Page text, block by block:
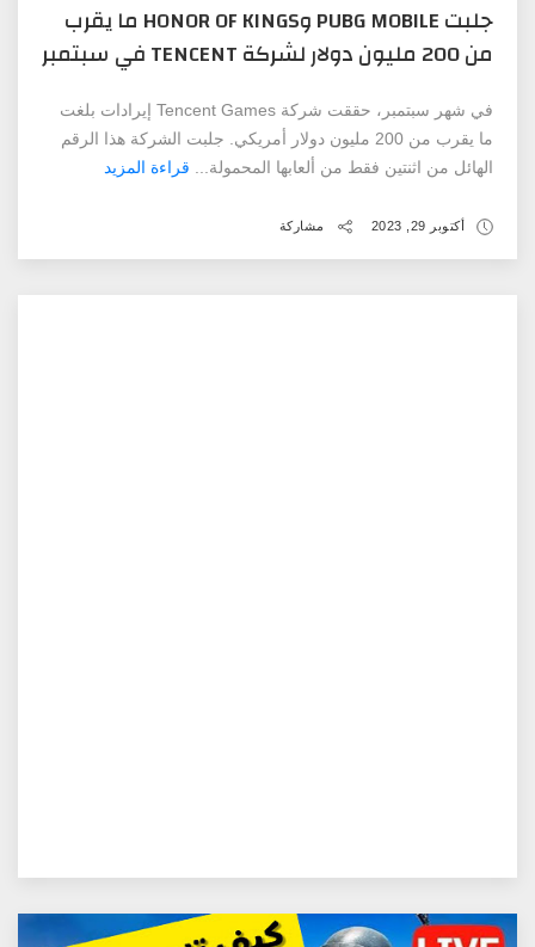
جلبت PUBG MOBILE وHONOR OF KINGS ما يقرب
من 200 مليون دولار لشركة TENCENT في سبتمبر
في شهر سبتمبر، حققت شركة Tencent Games إيرادات بلغت
ما يقرب من 200 مليون دولار أمريكي. جلبت الشركة هذا الرقم
الهائل من اثنتين فقط من ألعابها المحمولة... قراءة المزيد
أكتوبر 29, 2023 مشاركة